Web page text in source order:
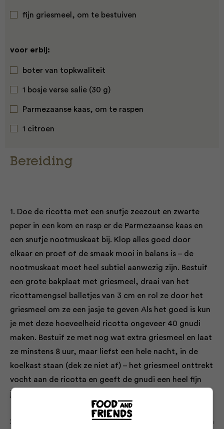
fijn griesmeel, om te bestuiven
voor erbij:
boter van topkwaliteit
1 bosje verse salie (30 g)
Parmezaanse kaas, om te raspen
1 citroen
Bereiding
1. Doe de ricotta met een snufje zeezout en zwarte
peper in een kom en rasp er de Parmezaanse kaas en
een snufje nootmuskaat bij. Klop alles goed door
elkaar en proef of de smaak mooi in balans is – de
nootmuskaat moet heel subtiel aanwezig zijn. Bestuif
een grote bakplaat met griesmeel, draai van het
ricottamengsel balletjes van 3 cm en rol ze door het
griesmeel om ze een jasje te geven Als het goed is kun
je met deze hoeveelheid ricotta ongeveer 40 gnudi
maken. Bestuif ze met nog wat extra griesmeel en laat
ze minstens 8 uur, maar liefst een hele nacht, in de
koelkast staan (dek ze niet af) – het griesmeel onttrekt
vocht aan de ricotta en geeft de gnudi een heel fijn
jasje.
2. De gnudi hoeven maar 3 minuten gekookt te worden